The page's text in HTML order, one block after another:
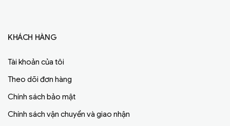
KHÁCH HÀNG
Tài khoản của tôi
Theo dõi đơn hàng
Chính sách bảo mật
Chính sách vận chuyển và giao nhận